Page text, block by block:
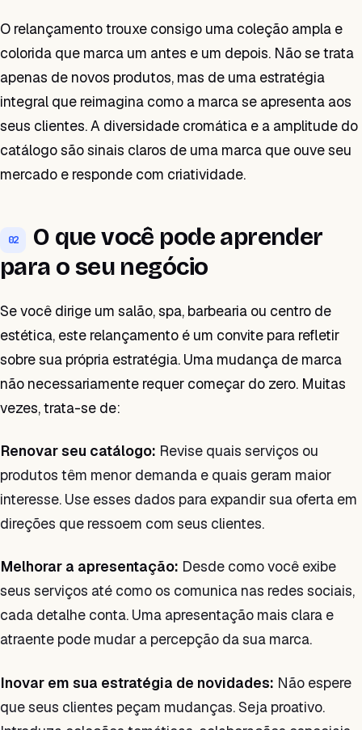
O relançamento trouxe consigo uma coleção ampla e
colorida que marca um antes e um depois. Não se trata
apenas de novos produtos, mas de uma estratégia
integral que reimagina como a marca se apresenta aos
seus clientes. A diversidade cromática e a amplitude do
catálogo são sinais claros de uma marca que ouve seu
mercado e responde com criatividade.
02
O que você pode aprender
para o seu negócio
Se você dirige um salão, spa, barbearia ou centro de
estética, este relançamento é um convite para refletir
sobre sua própria estratégia. Uma mudança de marca
não necessariamente requer começar do zero. Muitas
vezes, trata-se de:
Renovar seu catálogo: Revise quais serviços ou
produtos têm menor demanda e quais geram maior
interesse. Use esses dados para expandir sua oferta em
direções que ressoem com seus clientes.
Melhorar a apresentação: Desde como você exibe
seus serviços até como os comunica nas redes sociais,
cada detalhe conta. Uma apresentação mais clara e
atraente pode mudar a percepção da sua marca.
Inovar em sua estratégia de novidades: Não espere
que seus clientes peçam mudanças. Seja proativo.